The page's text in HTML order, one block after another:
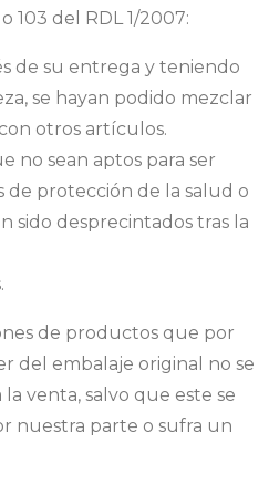
del RDL 1/2007:
de su entrega y teniendo
se hayan podido mezclar
otros artículos.
no sean aptos para ser
de protección de la salud o
sido desprecintados tras la
de productos que por
del embalaje original no se
venta, salvo que este se
nuestra parte o sufra un